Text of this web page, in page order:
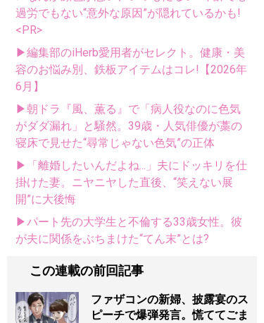
過労でもない“意外な原因”が隠れているかも!
<PR>
▶編集部のiHerb愛用者がセレクト。健康・美
容のお悩み別、鉄板アイテムはコレ!【2026年
6月】
▶朝ドラ『風、薫る』で「病人役なのに色気
がダダ漏れ」と騒然。39歳・人気俳優が藁の
寝床で見せた“尋常じゃない色気”の正体
▶「離婚したいんだよね...」夫にドッキリを仕
掛けた妻。ニヤニヤした直後、“笑えない展
開”に大後悔
▶パート先の大学生と不倫する33歳女性。彼
が夫に関係をぶちまけた“てん末”とは?
この連載の前回記事
ファザコンの新婦、披露宴のス
ピーチで爆弾発言。慌ててごま